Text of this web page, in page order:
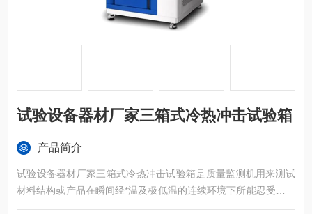
试验设备器材厂家三箱式冷热冲击试验箱
产品简介
试验设备器材厂家三箱式冷热冲击试验箱是质量监测机用来测试
材料结构或产品在瞬间经*温及极低温的连续环境下所能忍受的程
度，籍以在短时间内试验其热胀冷缩所引起的化学变化或物理伤